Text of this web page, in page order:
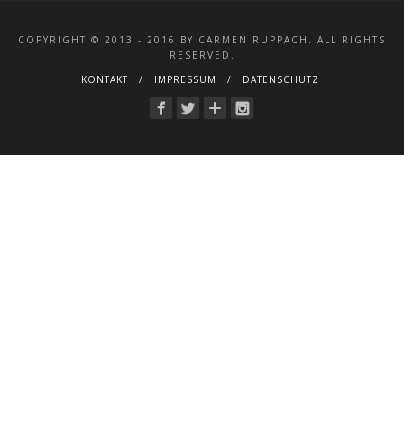
COPYRIGHT © 2013 - 2016 BY CARMEN RUPPACH. ALL RIGHTS
RESERVED.
KONTAKT
IMPRESSUM DATENSCHUTZ